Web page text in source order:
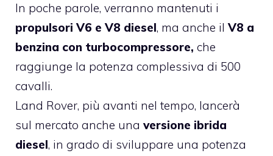
In poche parole, verranno mantenuti i
propulsori V6 e V8 diesel, ma anche il V8 a
benzina con turbocompressore, che
raggiunge la potenza complessiva di 500
cavalli.
Land Rover, più avanti nel tempo, lancerà
sul mercato anche una versione ibrida
diesel, in grado di sviluppare una potenza